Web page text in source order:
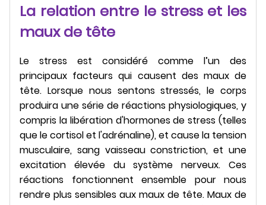
La relation entre le stress et les
maux de tête
Le stress est considéré comme l’un des
principaux facteurs qui causent des maux de
tête. Lorsque nous sentons stressés, le corps
produira une série de réactions physiologiques, y
compris la libération d'hormones de stress (telles
que le cortisol et l'adrénaline), et cause la tension
musculaire, sang vaisseau constriction, et une
excitation élevée du système nerveux. Ces
réactions fonctionnent ensemble pour nous
rendre plus sensibles aux maux de tête. Maux de